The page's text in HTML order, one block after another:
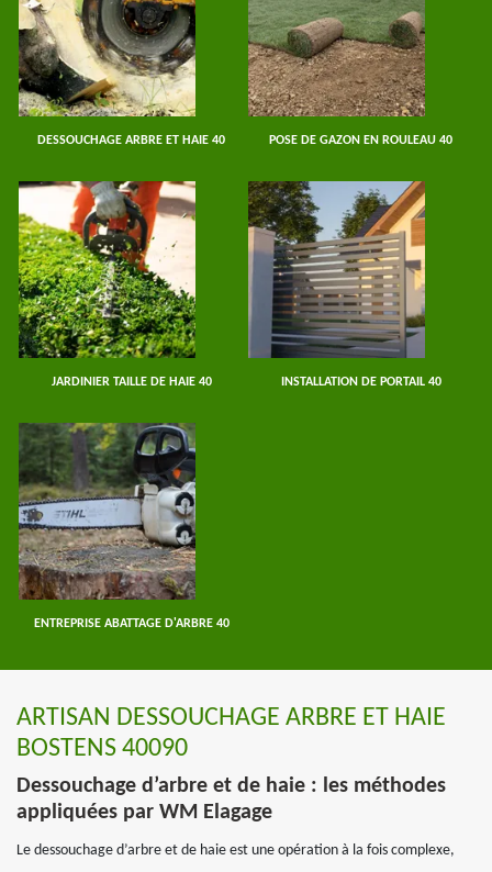
DESSOUCHAGE ARBRE ET HAIE 40 POSE DE GAZON EN ROULEAU 40
JARDINIER TAILLE DE HAIE 40 INSTALLATION DE PORTAIL 40
ENTREPRISE ABATTAGE D'ARBRE 40
ARTISAN DESSOUCHAGE ARBRE ET HAIE
BOSTENS 40090
Dessouchage d’arbre et de haie : les méthodes
appliquées par WM Elagage
Le dessouchage d’arbre et de haie est une opération à la fois complexe,